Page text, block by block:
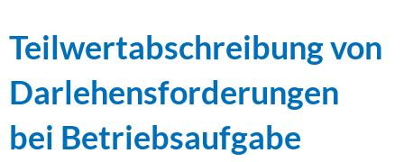
Teilwertabschreibung von
Darlehensforderungen
bei Betriebsaufgabe